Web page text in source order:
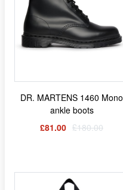
DR. MARTENS 1460 Mono
ankle boots
£81.00 £180.00